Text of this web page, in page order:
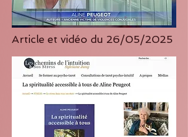
Article et vidéo du 26/05/2025